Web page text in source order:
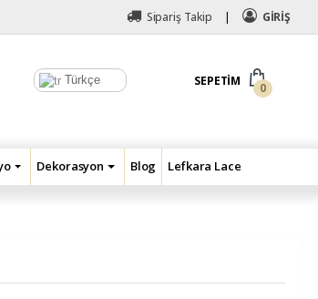
Sipariş Takip GİRİŞ
Türkçe SEPETIM
0
Dekorasyon Blog Lefkara Lace